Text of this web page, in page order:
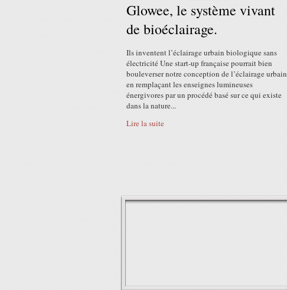
Glowee, le système vivant
de bioéclairage.
Ils inventent l’éclairage urbain biologique sans
électricité Une start-up française pourrait bien
bouleverser notre conception de l’éclairage urbain
en remplaçant les enseignes lumineuses
énergivores par un procédé basé sur ce qui existe
dans la nature...
Lire la suite